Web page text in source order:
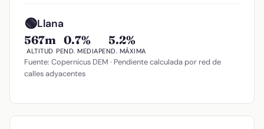
🟢Llana
567m
ALTITUD
0.7%
PEND. MEDIA
5.2%
PEND. MÁXIMA
Fuente: Copernicus DEM · Pendiente calculada por red de
calles adyacentes